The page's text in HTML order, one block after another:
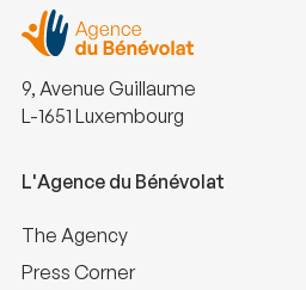
9, Avenue Guillaume
L-1651 Luxembourg
L'Agence du Bénévolat
The Agency
Press Corner